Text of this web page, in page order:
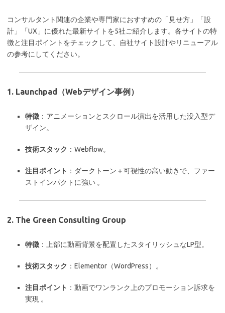
コンサルタント関連の企業や専門家におすすめの「見せ方」「設
計」「UX」に優れた最新サイトを5社ご紹介します。各サイトの特
徴と注目ポイントをチェックして、自社サイト設計やリニューアル
の参考にしてください。
1. Launchpad （Webデザイン事例）
特徴 ：アニメーションとスクロール演出を活用した没入型デ
ザイン。
技術スタック ：Webflow。
注目ポイント ：ダークトーン＋可視性の高い動きで、ファー
ストインパクトに強い 。
2. The Green Consulting Group
特徴 ：上部に動画背景を配置したスタイリッシュなLP型。
技術スタック ：Elementor（WordPress）。
注目ポイント ：動画でワンランク上のプロモーション訴求を
実現 。